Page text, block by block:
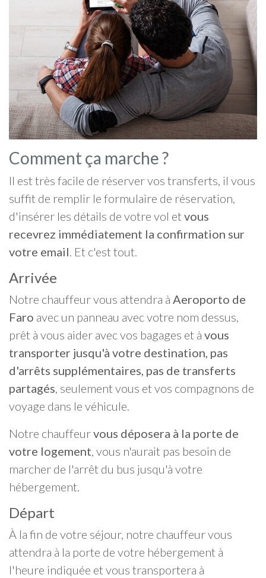
Comment ça marche ?
Il est très facile de réserver vos transferts, il vous
suffit de remplir le formulaire de réservation,
d'insérer les détails de votre vol et vous
recevrez immédiatement la confirmation sur
votre email. Et c'est tout.
Arrivée
Notre chauffeur vous attendra à Aeroporto de
Faro avec un panneau avec votre nom dessus,
prêt à vous aider avec vos bagages et à vous
transporter jusqu'à votre destination, pas
d'arrêts supplémentaires, pas de transferts
partagés, seulement vous et vos compagnons de
voyage dans le véhicule.
Notre chauffeurvous déposera à la porte de
votre logement, vous n'aurait pas besoin de
marcher de l'arrêt du bus jusqu'à votre
hébergement.
Départ
À la fin de votre séjour, notre chauffeur vous
attendra à la porte de votre hébergement à
l'heure indiquée et vous transportera à